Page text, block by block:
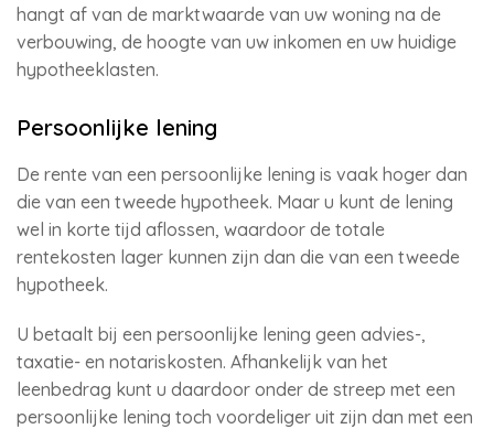
hangt af van de marktwaarde van uw woning na de
verbouwing, de hoogte van uw inkomen en uw huidige
hypotheeklasten.
Persoonlijke lening
De rente van een persoonlijke lening is vaak hoger dan
die van een tweede hypotheek. Maar u kunt de lening
wel in korte tijd aflossen, waardoor de totale
rentekosten lager kunnen zijn dan die van een tweede
hypotheek.
U betaalt bij een persoonlijke lening geen advies-,
taxatie- en notariskosten. Afhankelijk van het
leenbedrag kunt u daardoor onder de streep met een
persoonlijke lening toch voordeliger uit zijn dan met een